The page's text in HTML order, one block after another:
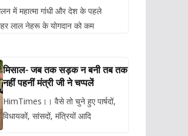
में महात्मा गांधी और देश के पहले
लाल नेहरू के योगदान को कम
मिसाल- जब तक सड़क न बनी तब तक
नहीं पहनीं मंत्री जी ने चप्पलें
HimTimes।। वैसे तो चुने हुए पार्षदों,
विधायकों, सांसदों, मंत्रियों आदि